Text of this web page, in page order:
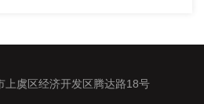
上虞区经济开发区腾达路18号